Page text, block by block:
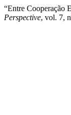
“Entre Cooperação
Perspective, vol. 7,